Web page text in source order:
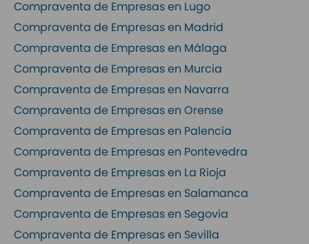
Compraventa de Empresas en Lugo
Compraventa de Empresas en Madrid
Compraventa de Empresas en Málaga
Compraventa de Empresas en Murcia
Compraventa de Empresas en Navarra
Compraventa de Empresas en Orense
Compraventa de Empresas en Palencia
Compraventa de Empresas en Pontevedra
Compraventa de Empresas en La Rioja
Compraventa de Empresas en Salamanca
Compraventa de Empresas en Segovia
Compraventa de Empresas en Sevilla